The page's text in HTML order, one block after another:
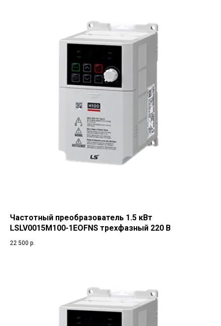
Частотный преобразователь 1.5 кВт
LSLV0015M100-1EOFNS трехфазный 220 В
22 500 р.